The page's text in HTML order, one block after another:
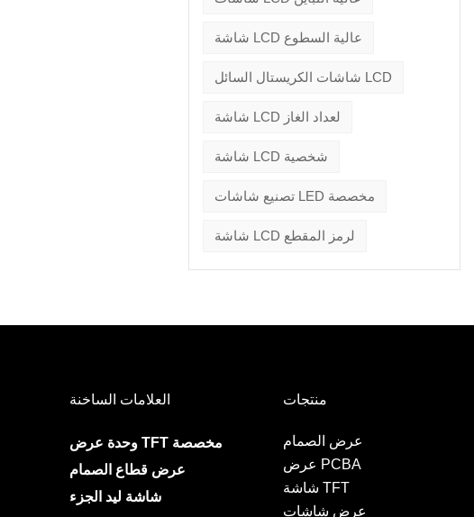
شاشة LCD عالية السطوع
شاشات الكريستال السائل LCD
شاشة LCD لعداد الغاز
شاشة LCD شخصية
تصنيع شاشات LED مخصصة
شاشة LCD لرمز المقطع
العلامات الساخنة
وحدة عرض TFT مخصصة
عرض قطاع الصمام
شاشة ليد الجزء
منتجات
عرض الصمام
عرض PCBA
شاشة TFT
عرض شاشات